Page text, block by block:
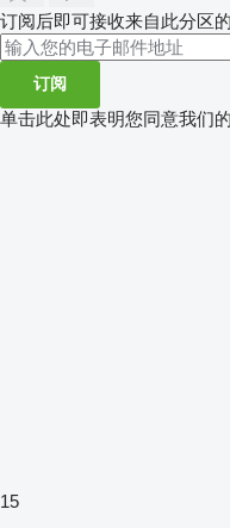
订阅后即可接收来自此分区
订阅
单击此处即表明您同意我们的
15